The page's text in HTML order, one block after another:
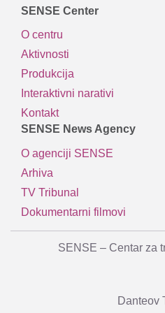
SENSE Center
O centru
Aktivnosti
Produkcija
Interaktivni narativi
Kontakt
SENSE News Agency
O agenciji SENSE
Arhiva
TV Tribunal
Dokumentarni filmovi
SENSE – Centar za
Danteov